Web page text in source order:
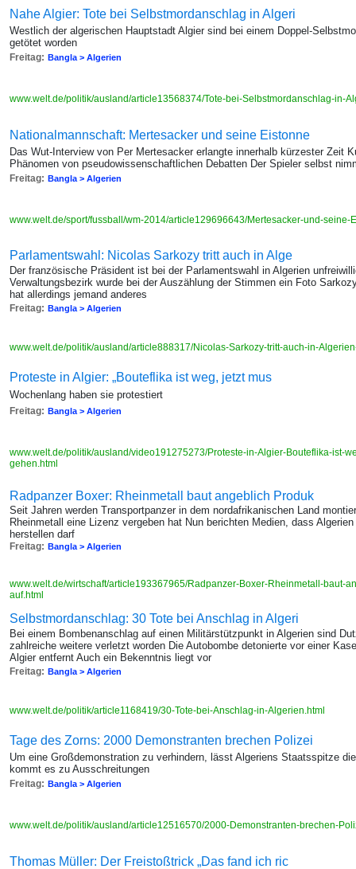
Nahe Algier: Tote bei Selbstmordanschlag in Algeri
Westlich der algerischen Hauptstadt Algier sind bei einem Doppel-
getötet worden
Freitag: Bangla > Algerien
www.welt.de/politik/ausland/article13568374/Tote-bei-Selbstmordanschlag-in-
Nationalmannschaft: Mertesacker und seine Eistonne
Das Wut-Interview von Per Mertesacker erlangte innerhalb kürzester Zeit
Phänomen von pseudowissenschaftlichen Debatten Der Spieler selbst
Freitag: Bangla > Algerien
www.welt.de/sport/fussball/wm-2014/article129696643/Mertesacker-und-
Parlamentswahl: Nicolas Sarkozy tritt auch in Alge
Der französische Präsident ist bei der Parlamentswahl in Algerien
Verwaltungsbezirk wurde bei der Auszählung der Stimmen ein Foto
hat allerdings jemand anderes
Freitag: Bangla > Algerien
www.welt.de/politik/ausland/article888317/Nicolas-Sarkozy-tritt-auch-in-
Proteste in Algier: „Bouteflika ist weg, jetzt mus
Wochenlang haben sie protestiert
Freitag: Bangla > Algerien
www.welt.de/politik/ausland/video191275273/Proteste-in-Algier-Bouteflika-ist-
gehen.html
Radpanzer Boxer: Rheinmetall baut angeblich Produk
Seit Jahren werden Transportpanzer in dem nordafrikanischen Land
Rheinmetall eine Lizenz vergeben hat Nun berichten Medien, dass
herstellen darf
Freitag: Bangla > Algerien
www.welt.de/wirtschaft/article193367965/Radpanzer-Boxer-Rheinmetall-baut-
auf.html
Selbstmordanschlag: 30 Tote bei Anschlag in Algeri
Bei einem Bombenanschlag auf einen Militärstützpunkt in Algerien sind
zahlreiche weitere verletzt worden Die Autobombe detonierte vor einer
Algier entfernt Auch ein Bekenntnis liegt vor
Freitag: Bangla > Algerien
www.welt.de/politik/article1168419/30-Tote-bei-Anschlag-in-Algerien.html
Tage des Zorns: 2000 Demonstranten brechen Polizei
Um eine Großdemonstration zu verhindern, lässt Algeriens Staatsspitze
kommt es zu Ausschreitungen
Freitag: Bangla > Algerien
www.welt.de/politik/ausland/article12516570/2000-Demonstranten-brechen-
Thomas Müller: Der Freistoßtrick „Das fand ich ric